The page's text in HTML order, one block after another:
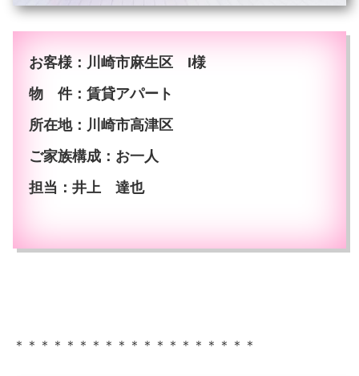
お客様：川崎市麻生区 I様
物 件：賃貸アパート
所在地：川崎市高津区
ご家族構成：お一人
担当：井上 達也
＊＊＊＊＊＊＊＊＊＊＊＊＊＊＊＊＊＊＊